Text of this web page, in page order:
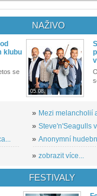
klubu
se
NAŽIVO
05.08.
» Mezi melancholií
» Steve'n'Seagulls
» Anonymní
» zobrazit více...
FESTIVALY